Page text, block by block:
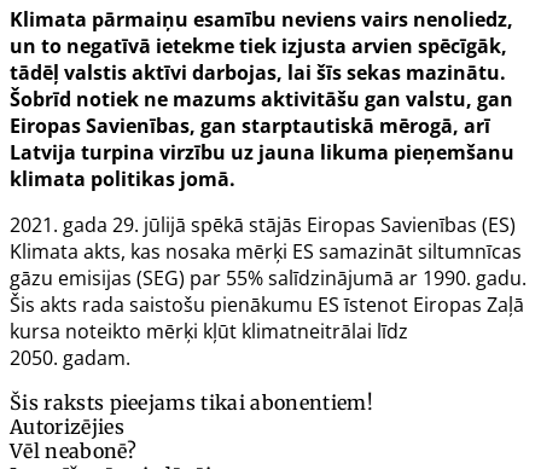
Klimata pārmaiņu esamību neviens vairs nenoliedz,
un to negatīvā ietekme tiek izjusta arvien spēcīgāk,
tādēļ valstis aktīvi darbojas, lai šīs sekas mazinātu.
Šobrīd notiek ne mazums aktivitāšu gan valstu, gan
Eiropas Savienības, gan starptautiskā mērogā, arī
Latvija turpina virzību uz jauna likuma pieņemšanu
klimata politikas jomā.
2021. gada 29. jūlijā spēkā stājās Eiropas Savienības (ES)
Klimata akts, kas nosaka mērķi ES samazināt siltumnīcas
gāzu emisijas (SEG) par 55% salīdzinājumā ar 1990. gadu.
Šis akts rada saistošu pienākumu ES īstenot Eiropas Zaļā
kursa noteikto mērķi kļūt klimatneitrālai līdz
2050. gadam.
Šis raksts pieejams tikai abonentiem!
Autorizējies
Vēl neabonē?